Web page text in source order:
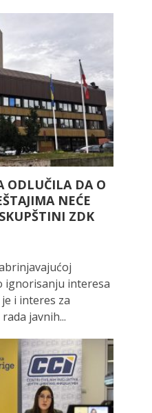
ODLUČILA DA O
NEĆE
ZDK
ignorisanju interesa
i interes za
javnih...